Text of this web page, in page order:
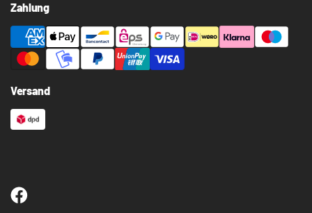
Zahlung
Versand